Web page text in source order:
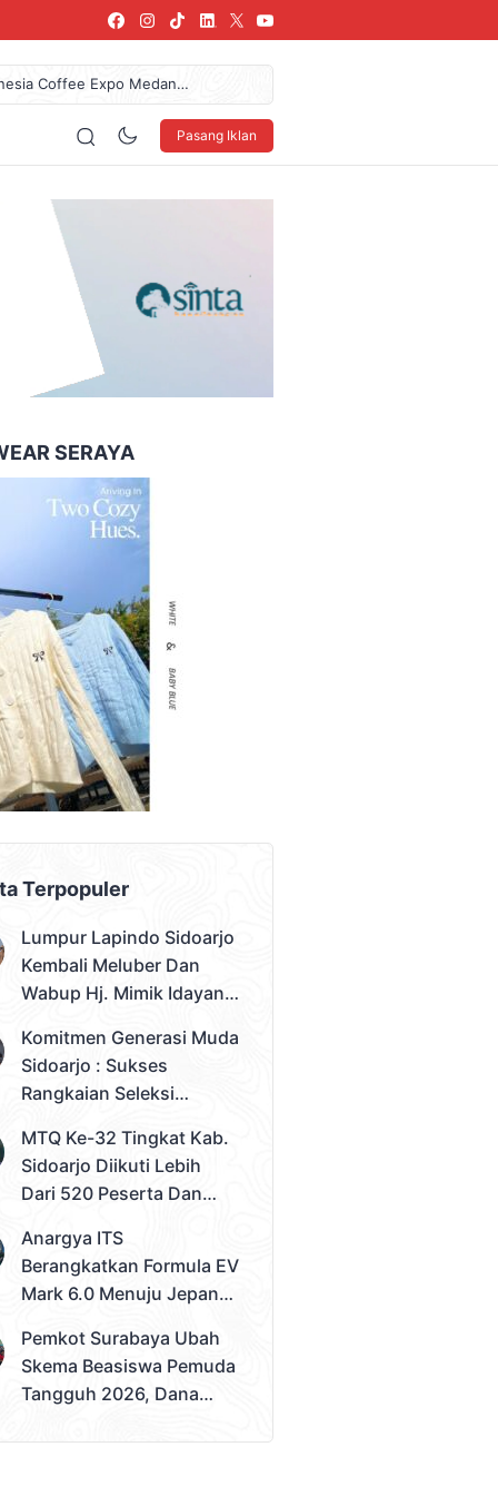
Coffee Expo Medan
Das’ad Latif Untuk
Miliar Dan Pendapatan
Arkindo Konstruksi
Pasang Iklan
SERAYA
Terpopuler
Lumpur Lapindo Sidoarjo
Kembali Meluber Dan
Wabup Hj. Mimik Idayana
Komitmen Generasi Muda
Sidoarjo : Sukses
Rangkaian Seleksi
Pemilihan Duta Muda
Sidoarjo 2026
MTQ Ke-32 Tingkat Kab.
Sidoarjo Diikuti Lebih
Dari 520 Peserta Dan
Juara Umum
Anargya ITS
Berangkatkan Formula EV
Mark 6.0 Menuju Jepang,
2026
Pemkot Surabaya Ubah
Skema Beasiswa Pemuda
Tangguh 2026, Dana
Sekolah